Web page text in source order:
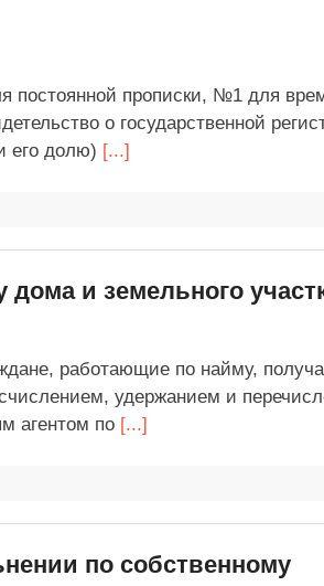
постоянной прописки, №1 для
о государственной
его долю) [...]
и земельного
работающие по найму,
удержанием и
агентом по [...]
по собственному